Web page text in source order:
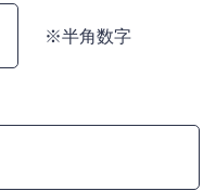
※半角数字